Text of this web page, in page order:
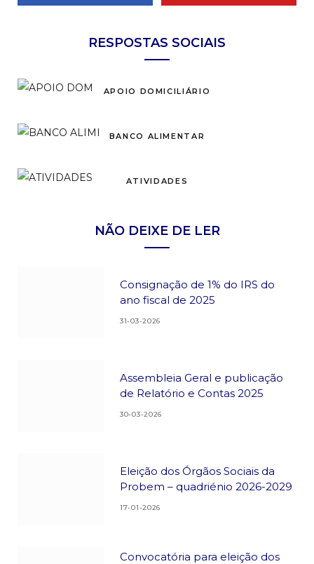
RESPOSTAS SOCIAIS
APOIO DOMICILIÁRIO
BANCO ALIMENTAR
ATIVIDADES
NÃO DEIXE DE LER
Consignação de 1% do IRS do
ano fiscal de 2025
31-03-2026
Assembleia Geral e publicação
de Relatório e Contas 2025
30-03-2026
Eleição dos Órgãos Sociais da
Probem – quadriénio 2026-2029
17-01-2026
Convocatória para eleição dos